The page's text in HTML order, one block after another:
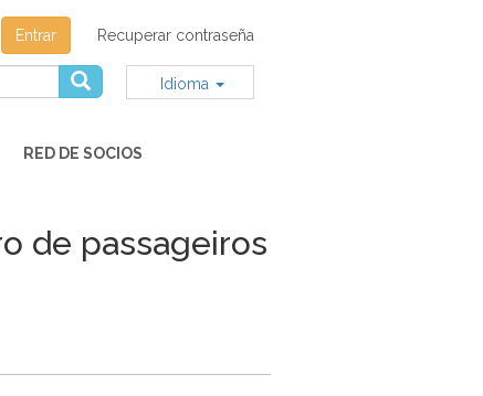
Entrar Recuperar contraseña
Idioma
RED DE SOCIOS
de passageiros